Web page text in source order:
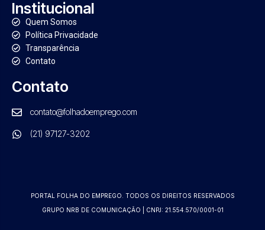
Institucional
Quem Somos
Política Privacidade
Transparência
Contato
Contato
contato@folhadoemprego.com
(21) 97127-3202
PORTAL FOLHA DO EMPREGO. TODOS OS DIREITOS RESERVADOS
GRUPO NRB DE COMUNICAÇÃO | CNPJ: 21.554.570/0001-01